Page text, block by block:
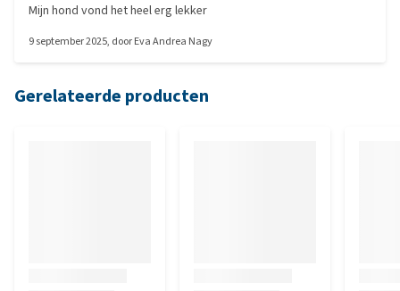
Mijn hond vond het heel erg lekker
9 september 2025, doorEva Andrea Nagy
Gerelateerde producten